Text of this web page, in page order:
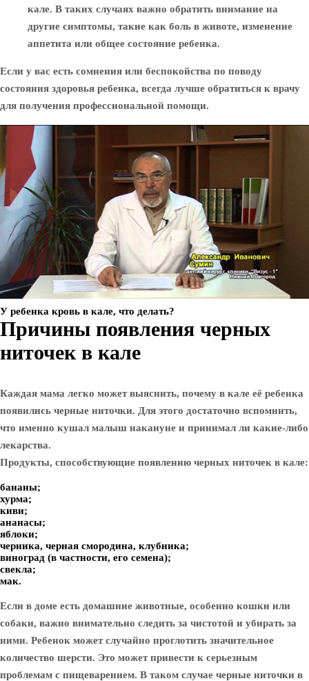
кале. В таких случаях важно обратить внимание на
другие симптомы, такие как боль в животе, изменение
аппетита или общее состояние ребенка.
Если у вас есть сомнения или беспокойства по поводу
состояния здоровья ребенка, всегда лучше обратиться к врачу
для получения профессиональной помощи.
У ребенка кровь в кале, что делать?
Причины появления черных
ниточек в кале
Каждая мама легко может выяснить, почему в кале её ребенка
появились черные ниточки. Для этого достаточно вспомнить,
что именно кушал малыш накануне и принимал ли какие-либо
лекарства.
Продукты, способствующие появлению черных ниточек в кале:
бананы;
хурма;
киви;
ананасы;
яблоки;
черника, черная смородина, клубника;
виноград (в частности, его семена);
свекла;
мак.
Если в доме есть домашние животные, особенно кошки или
собаки, важно внимательно следить за чистотой и убирать за
ними. Ребенок может случайно проглотить значительное
количество шерсти. Это может привести к серьезным
проблемам с пищеварением. В таком случае черные ниточки в